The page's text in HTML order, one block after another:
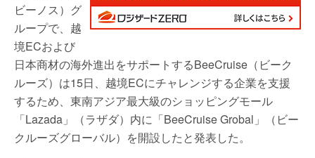
ビーノス）グ
ループで、越
境ECおよび
日本商材の海外進出をサポートするBeeCruise（ビーク
ルーズ）は15日、越境ECにチャレンジする企業を支援
するため、東南アジア最大級のショッピングモール
「Lazada」（ラザダ）内に「BeeCruise Grobal」（ビー
クルーズグローバル）を開設したと発表した。